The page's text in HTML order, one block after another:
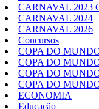
CARNAVAL 2023
CARNAVAL 2024
CARNAVAL 2026
Concursos
COPA DO
COPA DO
COPA DO
COPA DO
ECONOMIA
Educação